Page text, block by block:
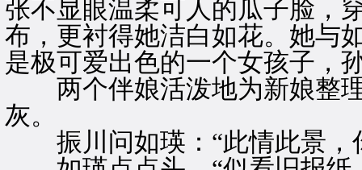
张不显眼温柔可人的瓜子脸，
布，更衬得她洁白如花。她与
是极可爱出色的一个女孩子，
两个伴娘活泼地为新娘整理
灰。
振川问如瑛：“此情此景，